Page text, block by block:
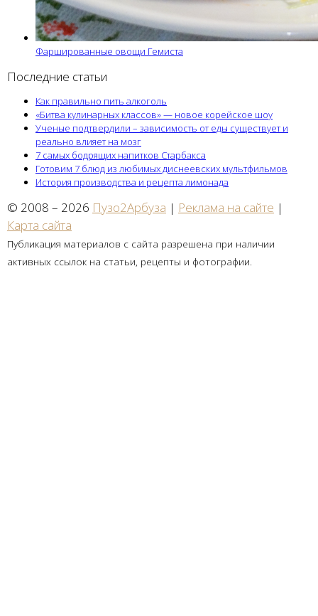
Фаршированные овощи Гемиста
Последние статьи
Как правильно пить алкоголь
«Битва кулинарных классов» — новое корейское шоу
Ученые подтвердили – зависимость от еды существует и
реально влияет на мозг
7 самых бодрящих напитков Старбакса
Готовим 7 блюд из любимых диснеевских мультфильмов
История производства и рецепта лимонада
© 2008 – 2026 Пузо2Арбуза | Реклама на сайте |
Карта сайта
Публикация материалов с сайта разрешена при наличии
активных ссылок на статьи, рецепты и фотографии.